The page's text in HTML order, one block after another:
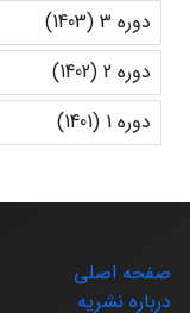
دوره 3 (1403)
دوره 2 (1402)
دوره 1 (1401)
صفحه اصلی
درباره نشریه